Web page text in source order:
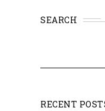
SEARCH
RECENT